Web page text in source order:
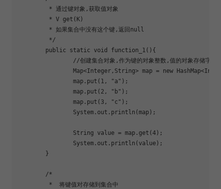
	public static void
function_1(){
		map.put(1,
"a" );
		map.put(2,
"b" );
		map.put(3,
"c" );